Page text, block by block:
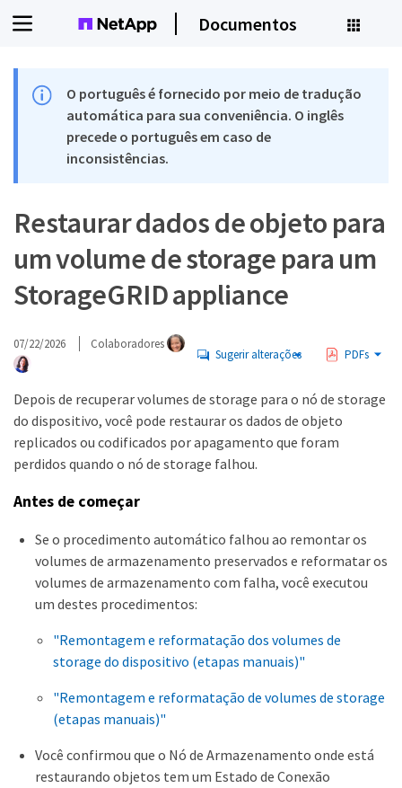
Documentos
O português é fornecido por meio de tradução
automática para sua conveniência. O inglês
precede o português em caso de
inconsistências.
Restaurar dados de objeto para
um volume de storage para um
StorageGRID appliance
07/22/2026 Colaboradores
Sugerir alterações PDFs
Depois de recuperar volumes de storage para o nó de storage
do dispositivo, você pode restaurar os dados de objeto
replicados ou codificados por apagamento que foram
perdidos quando o nó de storage falhou.
Antes de começar
Se o procedimento automático falhou ao remontar os
volumes de armazenamento preservados e reformatar os
volumes de armazenamento com falha, você executou
um destes procedimentos:
"Remontagem e reformatação dos volumes de
storage do dispositivo (etapas manuais)"
"Remontagem e reformatação de volumes de storage
(etapas manuais)"
Você confirmou que o Nó de Armazenamento onde está
restaurando objetos tem um Estado de Conexão